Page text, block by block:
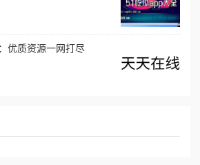
优质资源一网打尽